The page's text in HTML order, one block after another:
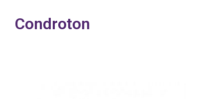
Condroton